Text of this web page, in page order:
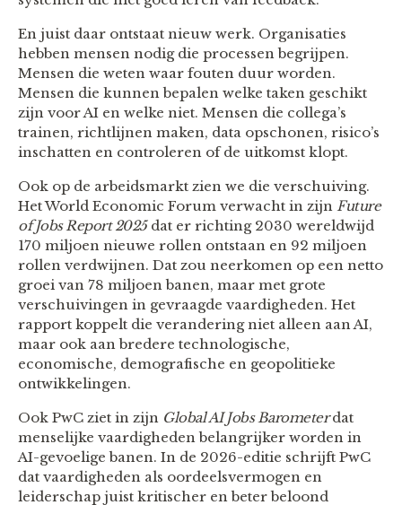
En juist daar ontstaat nieuw werk. Organisaties
hebben mensen nodig die processen begrijpen.
Mensen die weten waar fouten duur worden.
Mensen die kunnen bepalen welke taken geschikt
zijn voor AI en welke niet. Mensen die collega’s
trainen, richtlijnen maken, data opschonen, risico’s
inschatten en controleren of de uitkomst klopt.
Ook op de arbeidsmarkt zien we die verschuiving.
Het World Economic Forum verwacht in zijn Future
of Jobs Report 2025dat er richting 2030 wereldwijd
170 miljoen nieuwe rollen ontstaan en 92 miljoen
rollen verdwijnen. Dat zou neerkomen op een netto
groei van 78 miljoen banen, maar met grote
verschuivingen in gevraagde vaardigheden. Het
rapport koppelt die verandering niet alleen aan AI,
maar ook aan bredere technologische,
economische, demografische en geopolitieke
ontwikkelingen.
Ook PwC ziet in zijn Global AI Jobs Barometerdat
menselijke vaardigheden belangrijker worden in
AI-gevoelige banen. In de 2026-editie schrijft PwC
dat vaardigheden als oordeelsvermogen en
leiderschap juist kritischer en beter beloond